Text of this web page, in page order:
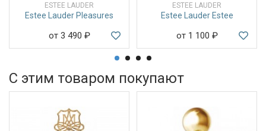
ESTEE LAUDER
Estee Lauder Pleasures
от 3 490 ₽
ESTEE LAUDER
Estee Lauder Estee
от 1 100 ₽
С этим товаром покупают